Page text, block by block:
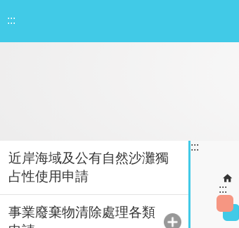
:::
近岸海域及公有自然沙灘獨
占性使用申請
事業廢棄物清除處理各類
:::
:::